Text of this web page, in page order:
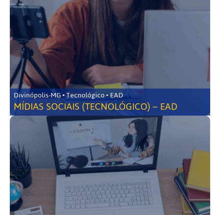
Divinópolis-MG • Tecnológico • EAD
MÍDIAS SOCIAIS (TECNOLÓGICO) – EAD